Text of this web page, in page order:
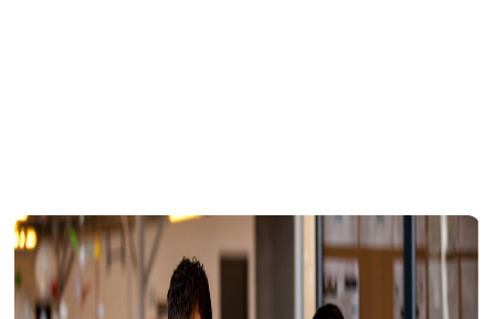
Schaffen Sie alle Voraussetzungen für das richtige
Reboarding: Erfolgreich zurück ins neue Arbeitsleben.